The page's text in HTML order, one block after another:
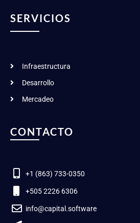
SERVICIOS
Infraestructura
Desarrollo
Mercadeo
CONTACTO
+1 (863) 733-0350
+505 2226 6306
info@capital.software